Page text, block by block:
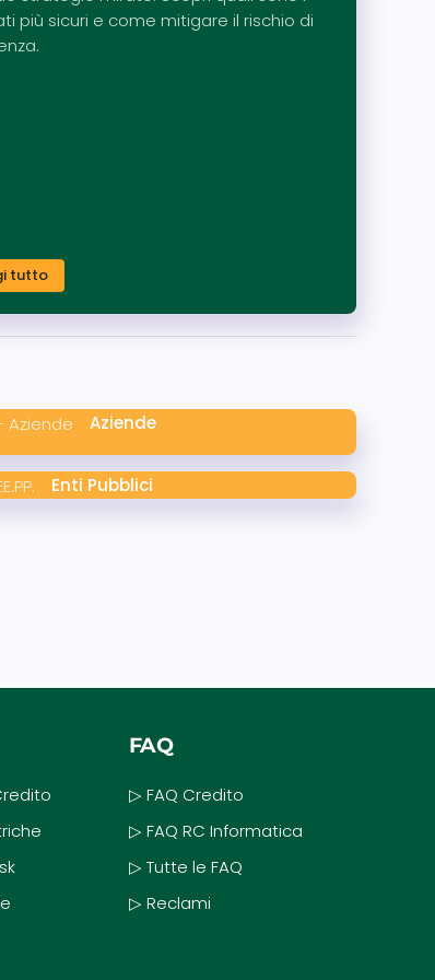
più sicuri e come mitigare il rischio di
tutto
Aziende
Enti Pubblici
FAQ
▷ FAQ Credito
▷ FAQ RC Informatica
▷ Tutte le FAQ
▷ Reclami